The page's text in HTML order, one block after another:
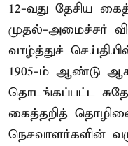
12-வது தேசிய
முதல்-அமைச்சர்
வாழ்த்துச்
1905-ம் ஆண்டு
தொடங்கப்பட்ட
கைத்தறித்
நெசவாளர்களின்